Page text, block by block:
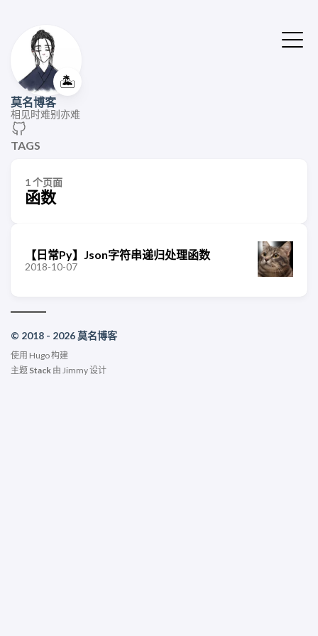
🏝️
莫名博客
相见时难别亦难
TAGS
1 个页面
函数
【日常Py】Json字符串递归处理函数
2018-10-07
© 2018 - 2026 莫名博客
使用 Hugo构建
主题 Stack 由 Jimmy设计